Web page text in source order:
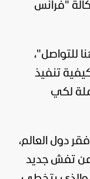
"فرانس
للتواصل"،
تنفيذ
لكي
دول العالم،
في 15 مايو عن تفش جديد